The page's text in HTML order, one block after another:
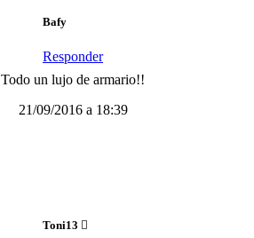
Bafy
Responder
Todo un lujo de armario!!
21/09/2016 a 18:39
Toni13